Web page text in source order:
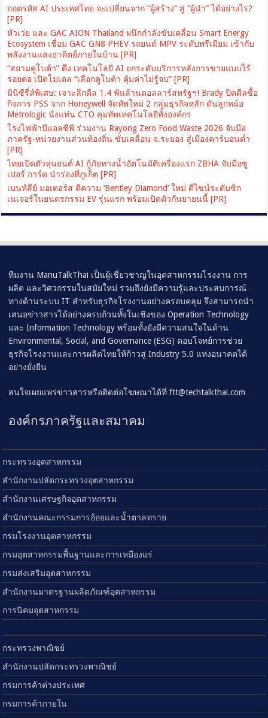
ถอดรหัส AI ประเทศไทย จะเปลี่ยนจาก “ผู้สร้าง” สู่ “ผู้นำ” ได้อย่างไร?
[PR]
หัวเว่ย และ GAC AION Thailand ผนึกกำลังขับเคลื่อน Smart Energy
Ecosystem เชื่อม GAC GN8 PHEV รถยนต์ MPV ระดับพรีเมียม เข้ากับ
พลังงานแสงอาทิตย์ภายในบ้าน [PR]
“สยามคูโบต้า” ดึง เทคโนโลยี AI ยกระดับบริการหลังการขายแบบไร้
รอยต่อ เปิดโมเดล “เลือกคูโบต้า คุ้มค่าไม่รู้จบ” [PR]
มินิซีรี่ส์พิเศษ: เจาะลึกดีล 1.4 พันล้านดอลลาร์สหรัฐฯ! Brady ปิดดีลซื้อ
กิจการ PSS จาก Honeywell จัดทัพใหม่ 2 กลุ่มธุรกิจหลัก ดันลูกหม้อ
Metrologic นั่งแท่น CTO คุมทัพเทคโนโลยีทั้งองค์กร
โรงไฟฟ้าบีแอลซีพี ร่วมงาน Rayong Zero Food Waste 2026 จับมือ
ภาครัฐ-หน่วยงานส่วนท้องถิ่น ขับเคลื่อน จ.ระยอง สู่เมืองคาร์บอนต่ำ
[PR]
ไทยเปิดตัวหุ่นยนต์ AI กู้ภัยทางน้ำอัตโนมัติเครื่องแรก ZBHA จับมือซู
เปอร์ การ์ด นำร่องที่ภูเก็ต [PR]
เบนท์ลีย์ มอเตอร์ส ตีความ ‘Bentley Diamond’ ใหม่ ดีไซน์ระดับซิก
เนเจอร์ในยนตรกรรม EV รุ่นแรก พร้อมเปิดตัวกันยายนนี้ [PR]
ทีมงาน ManuTalkThai เป็นผู้เชี่ยวชาญในอุตสาหกรรมโรงงาน การ
ผลิต และวิศวกรรมในสมัยใหม่ รวมถึงยังมีความรู้และประสบการณ์
ทางด้านระบบ IT สำหรับธุรกิจโรงงานอย่างครอบคลุม จึงสามารถนำ
เสนอข่าวสารได้อย่างครบถ้วนทั้งในเชิงของ Operation Technology
และ Information Technology พร้อมทั้งยังมีความสนใจในด้าน
Environmental, Social, and Governance (ESG) ตอบโจทย์การช่วย
ธุรกิจโรงงานและการผลิตไทยให้ก้าวสู่ Industry 5.0 แห่งอนาคตได้
อย่างยั่งยืน
สนใจเผยแพร่ข่าวสารหรือติดต่อโฆษณาได้ที่ftt@techtalkthai.com
องค์กรภาครัฐและสมาคม
กระทรวงอุตสาหกรรม
สำนักงานปลัดกระทรวงอุตสาหกรรม
สำนักงานเศรษฐกิจอุตสาหกรรม
สำนักงานคณะกรรมการอ้อยและน้ำตาลทราย
กรมโรงงานอุตสาหกรรม
กรมอุตสาหกรรมพื้นฐานและการเหมืองแร่
กรมส่งเสริมอุตสาหกรรม
สำนักงานมาตรฐานผลิตภัณฑ์อุตสาหกรรม
การนิคมอุตสาหกรรม
กระทรวงพาณิชย์
สำนักงานปลัดกระทรวงพาณิชย์
กรมการค้าต่างประเทศ
กรมการค้าภายใน